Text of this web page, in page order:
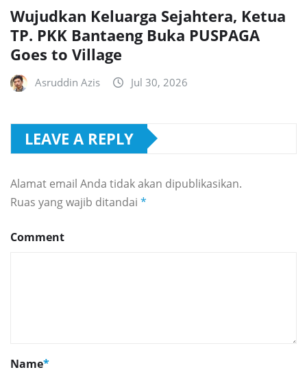
Wujudkan Keluarga Sejahtera, Ketua
TP. PKK Bantaeng Buka PUSPAGA
Goes to Village
Asruddin Azis Jul 30, 2026
LEAVE A REPLY
Alamat email Anda tidak akan dipublikasikan.
Ruas yang wajib ditandai *
Comment
Name*